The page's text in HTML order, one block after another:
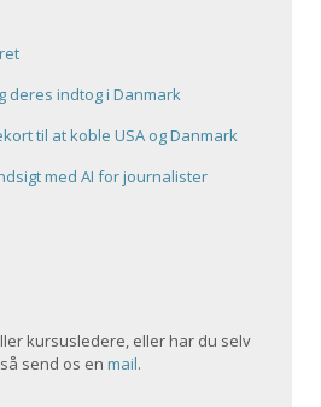
deres indtog i Danmark
til at koble USA og Danmark
med AI for journalister
kursusledere, eller har du selv
send os enmail.